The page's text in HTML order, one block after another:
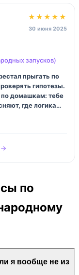
★★★★★
30 июня 2025
запусков)
прыгать по
гипотезы.
по домашкам: тебе
где логика
“про переводы”,
по
я вообще не из